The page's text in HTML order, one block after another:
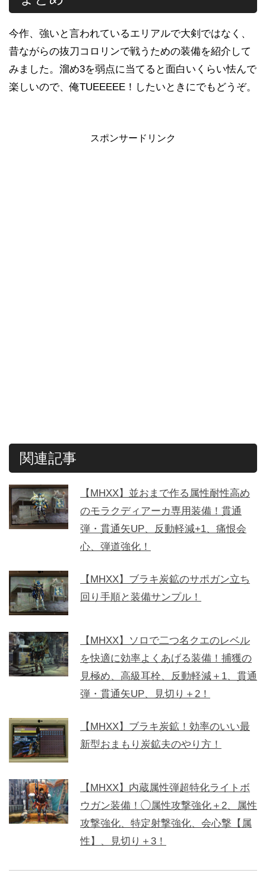
今作、強いと言われているエリアルで大剣ではなく、
昔ながらの抜刀コロリンで戦うための装備を紹介して
みました。溜め3を弱点に当てると面白いくらい怯んで
楽しいので、俺TUEEEEE！したいときにでもどうぞ。
スポンサードリンク
関連記事
【MHXX】並おまで作る属性耐性高め
のモラクディアーカ専用装備！貫通
弾・貫通矢UP、反動軽減+1、痛恨会
心、弾道強化！
【MHXX】ブラキ炭鉱のサポガン立ち
回り手順と装備サンプル！
【MHXX】ソロで二つ名クエのレベル
を快適に効率よくあげる装備！捕獲の
見極め、高級耳栓、反動軽減＋1、貫通
弾・貫通矢UP、見切り＋2！
【MHXX】ブラキ炭鉱！効率のいい最
新型おまもり炭鉱夫のやり方！
【MHXX】内蔵属性弾超特化ライトボ
ウガン装備！◯属性攻撃強化＋2、属性
攻撃強化、特定射撃強化、会心撃【属
性】、見切り＋3！